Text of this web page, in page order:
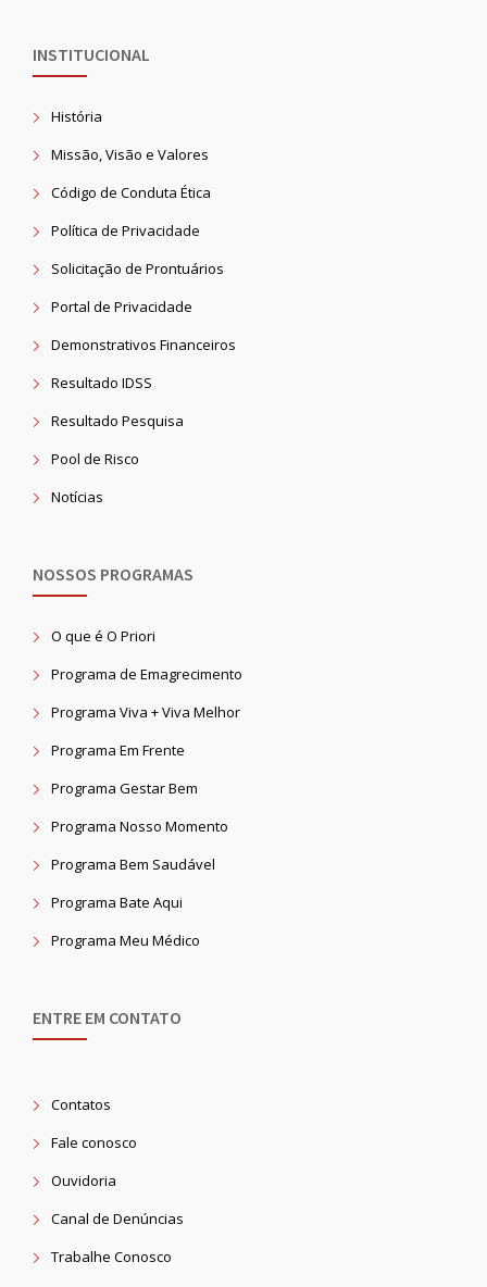
INSTITUCIONAL
História
Missão, Visão e Valores
Código de Conduta Ética
Política de Privacidade
Solicitação de Prontuários
Portal de Privacidade
Demonstrativos Financeiros
Resultado IDSS
Resultado Pesquisa
Pool de Risco
Notícias
NOSSOS PROGRAMAS
O que é O Priori
Programa de Emagrecimento
Programa Viva + Viva Melhor
Programa Em Frente
Programa Gestar Bem
Programa Nosso Momento
Programa Bem Saudável
Programa Bate Aqui
Programa Meu Médico
ENTRE EM CONTATO
Contatos
Fale conosco
Ouvidoria
Canal de Denúncias
Trabalhe Conosco